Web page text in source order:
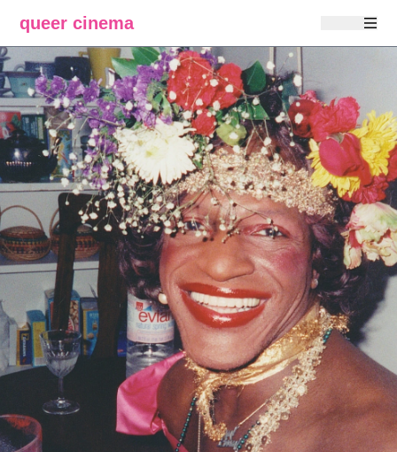
queer cinema